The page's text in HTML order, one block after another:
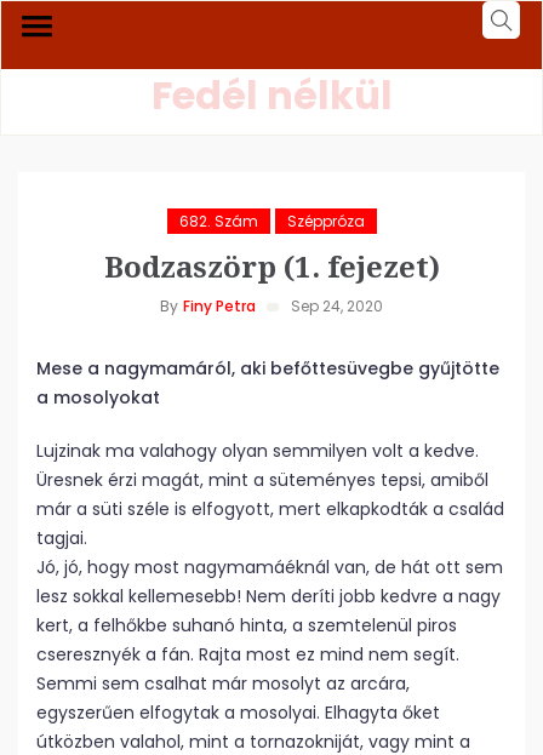
Fedél nélkül
682. Szám Széppróza
Bodzaszörp (1. fejezet)
By Finy Petra Sep 24, 2020
Mese a nagymamáról, aki befőttesüvegbe gyűjtötte
a mosolyokat
Lujzinak ma valahogy olyan semmilyen volt a kedve.
Üresnek érzi magát, mint a süteményes tepsi, amiből
már a süti széle is elfogyott, mert elkapkodták a család
tagjai.
Jó, jó, hogy most nagymamáéknál van, de hát ott sem
lesz sokkal kellemesebb! Nem deríti jobb kedvre a nagy
kert, a felhőkbe suhanó hinta, a szemtelenül piros
cseresznyék a fán. Rajta most ez mind nem segít.
Semmi sem csalhat már mosolyt az arcára,
egyszerűen elfogytak a mosolyai. Elhagyta őket
útközben valahol, mint a tornazokniját, vagy mint a